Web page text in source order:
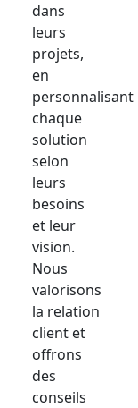
dans
leurs
projets,
en
personnalisant
chaque
solution
selon
leurs
besoins
et leur
vision.
Nous
valorisons
la relation
client et
offrons
des
conseils